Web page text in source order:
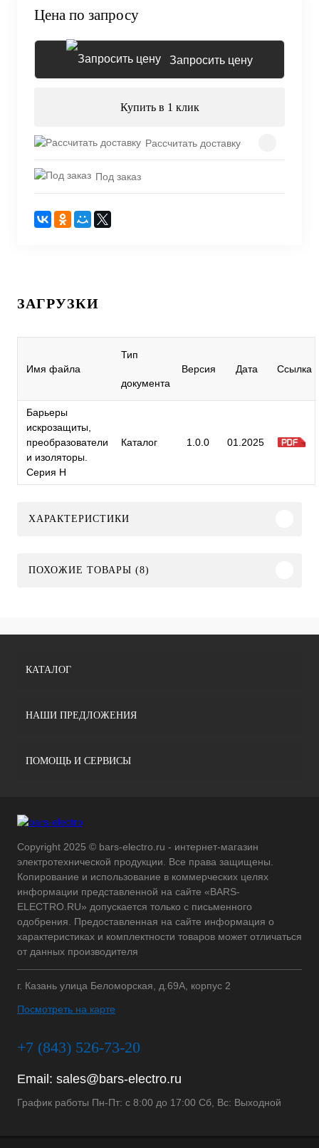
Цена по запросу
Запросить цену
Купить в 1 клик
Рассчитать доставку
Под заказ
ЗАГРУЗКИ
Имя файла
Тип
документа
Версия Дата Ссылка
Барьеры
искрозащиты,
преобразователи
и изоляторы.
Серия H
Каталог 1.0.0 01.2025
ХАРАКТЕРИСТИКИ
ПОХОЖИЕ ТОВАРЫ (8)
КАТАЛОГ
НАШИ ПРЕДЛОЖЕНИЯ
ПОМОЩЬ И СЕРВИСЫ
Copyright 2025 © bars-electro.ru - интернет-магазин
электротехнической продукции. Все права защищены.
Копирование и использование в коммерческих целях
информации представленной на сайте «BARS-
ELECTRO.RU» допускается только с письменного
одобрения. Предоставленная на сайте информация о
характеристиках и комплектности товаров может отличаться
от данных производителя
г. Казань улица Беломорская, д.69А, корпус 2
Посмотреть на карте
+7 (843) 526-73-20
Email: sales@bars-electro.ru
График работы Пн-Пт: с 8:00 до 17:00 Сб, Вс: Выходной